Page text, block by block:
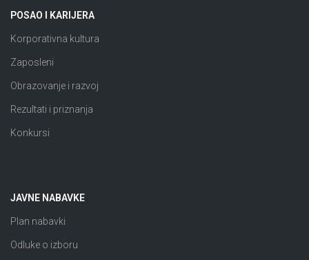
POSAO I KARIJERA
Korporativna kultura
Zaposleni
Obrazovanje i razvoj
Rezultati i priznanja
Konkursi
JAVNE NABAVKE
Plan nabavki
Odluke o izboru